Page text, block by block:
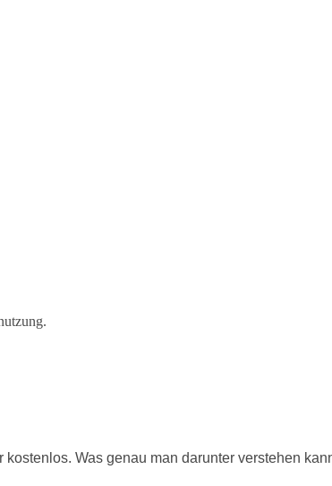
Was genau man darunter verstehen